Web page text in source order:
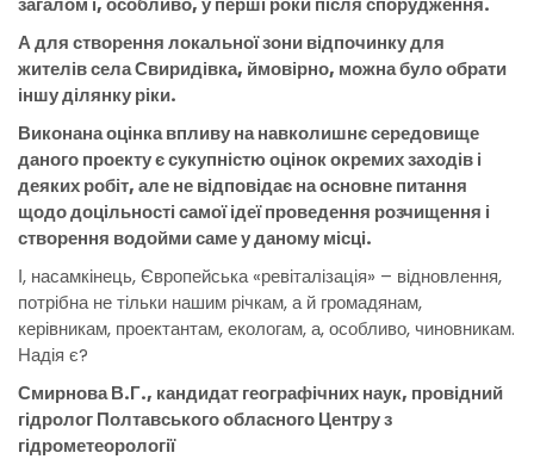
А для створення локальної зони відпочинку для
жителів села Свиридівка, ймовірно, можна було обрати
іншу ділянку ріки.
Виконана оцінка впливу на навколишнє середовище
даного проекту є сукупністю оцінок окремих заходів і
деяких робіт, але не відповідає на основне питання
щодо доцільності самої ідеї проведення розчищення і
створення водойми саме у даному місці.
І, насамкінець, Європейська «ревіталізація» – відновлення,
потрібна не тільки нашим річкам, а й громадянам,
керівникам, проектантам, екологам, а, особливо, чиновникам.
Надія є?
Смирнова В.Г., кандидат географічних наук, провідний
гідролог Полтавського обласного Центру з
гідрометеорології